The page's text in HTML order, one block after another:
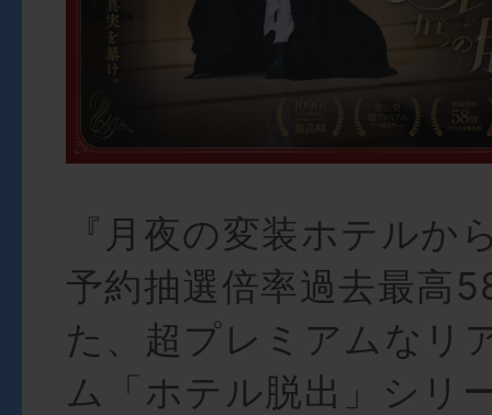
『月夜の変装ホテルか
予約抽選倍率過去最高
た、超プレミアムなリ
ム「ホテル脱出」シリ